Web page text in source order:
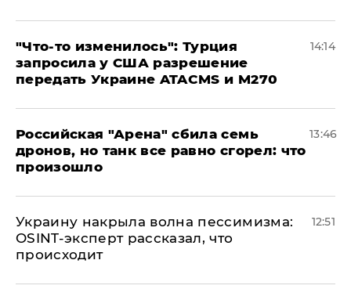
​"Что-то изменилось": Турция
запросила у США разрешение
передать Украине ATACMS и M270
14:14
​Российская "Арена" сбила семь
дронов, но танк все равно сгорел: что
произошло
13:46
​Украину накрыла волна пессимизма:
OSINT-эксперт рассказал, что
происходит
12:51